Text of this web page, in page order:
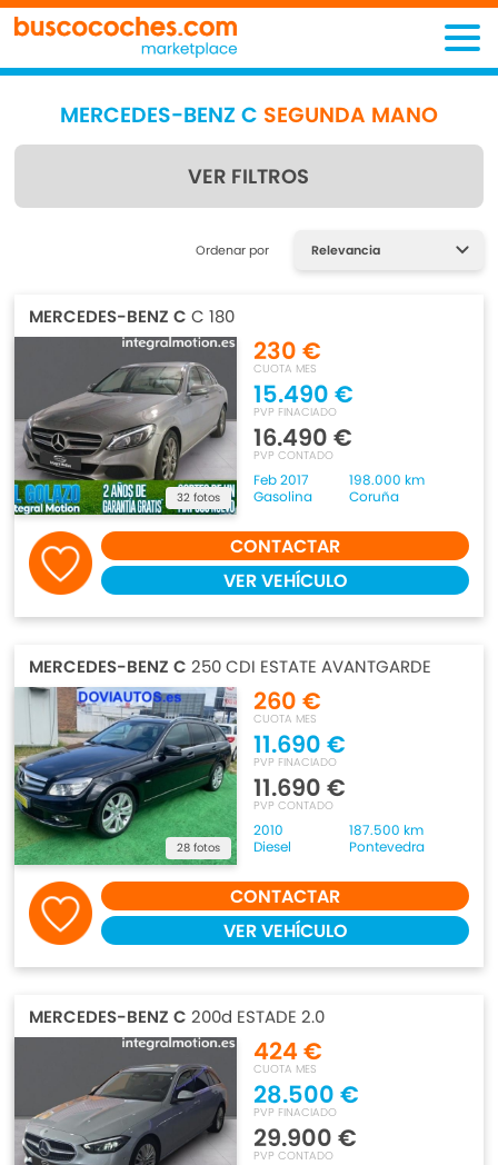
MERCEDES-BENZ C SEGUNDA MANO
VER FILTROS
Encuentra lo que estás
Ordenar por
MERCEDES-BENZ C C 180
32 fotos
230 €
CUOTA MES
15.490 €
PVP FINACIADO
16.490 €
PVP CONTADO
Feb 2017
198.000 km
Gasolina
Coruña
CONTACTAR
VER VEHÍCULO
MERCEDES-BENZ C 250 CDI ESTATE AVANTGARDE
28 fotos
260 €
CUOTA MES
11.690 €
PVP FINACIADO
11.690 €
PVP CONTADO
2010
187.500 km
Diesel
Pontevedra
CONTACTAR
VER VEHÍCULO
MERCEDES-BENZ C 200d ESTADE 2.0
424 €
CUOTA MES
28.500 €
PVP FINACIADO
29.900 €
PVP CONTADO